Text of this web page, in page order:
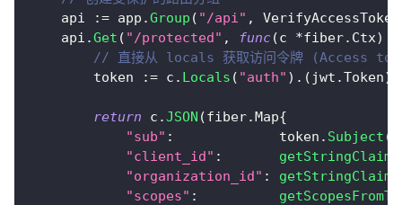
    api
:= app .Group ( "/api" , VerifyAccessToken
    api
.Get ( "/protected" , func(c *fiber. Ctx)
// 直接从 locals 获取访问令牌 (Access
        token
:= c . Locals ( "auth" ) . ( jwt .Token)
return c .JSON (fiber.Map{
"sub" :
             token
. Subject (
"client_id" : getStringClaim
"organization_id" : getStringClaim
"scopes" :